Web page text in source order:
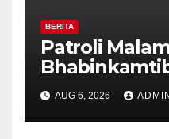
BERITA
Patroli
Pilar
Perkuat
Diajak
AUG 6, 2026 ADMIN